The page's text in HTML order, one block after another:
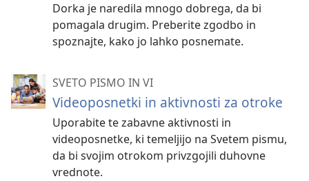
Dorka je naredila mnogo dobrega, da bi
pomagala drugim. Preberite zgodbo in
spoznajte, kako jo lahko posnemate.
SVETO PISMO IN VI
Videoposnetki in aktivnosti za otroke
Uporabite te zabavne aktivnosti in
videoposnetke, ki temeljijo na Svetem pismu,
da bi svojim otrokom privzgojili duhovne
vrednote.